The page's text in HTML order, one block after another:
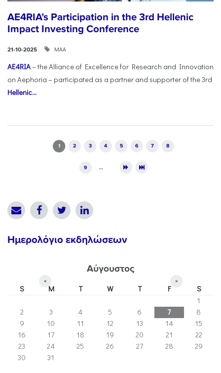
AE4RIA’s Participation in the 3rd Hellenic
Impact Investing Conference
21-10-2025 ΜΑΑ
AE4RIA– the Alliance of Excellence for Research and Innovation
on Aephoria – participated as a partner and supporter of the 3rd
Hellenic...
1 2 3 4 5 6 7 8
9 …
Ημερολόγιο εκδηλώσεων
Αύγουστος
« »
S M T W T F
S
1
2
3 4 5 6 7
8
9
10 11 12 13 14
15
16
17 18 19 20 21
22
23
24 25 26 27 28
29
30
31